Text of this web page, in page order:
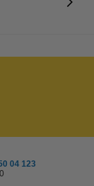
04 123